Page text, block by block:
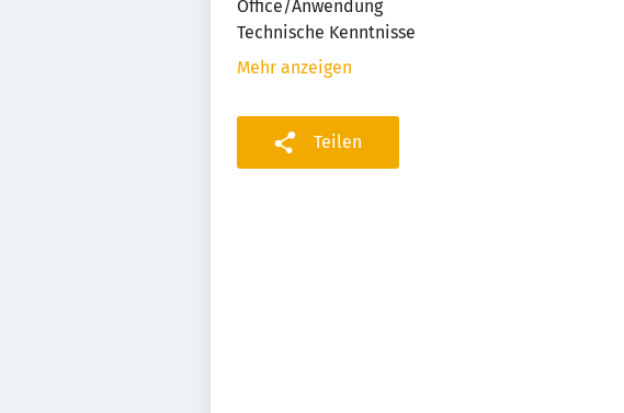
Office/Anwendung
Technische Kenntnisse
Mehr anzeigen
Teilen